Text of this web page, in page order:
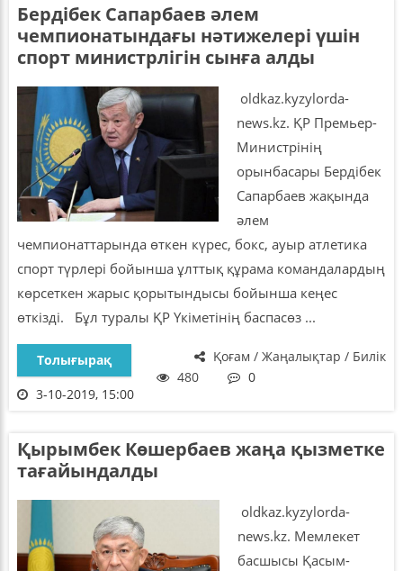
Бердібек Сапарбаев әлем
чемпионатындағы нәтижелері үшін
спорт министрлігін сынға алды
oldkaz.kyzylorda-
news.kz. ҚР Премьер-
Министрінің
орынбасары Бердібек
Сапарбаев жақында
әлем
чемпионаттарында өткен күрес, бокс, ауыр атлетика
спорт түрлері бойынша ұлттық құрама командалардың
көрсеткен жарыс қорытындысы бойынша кеңес
өткізді. Бұл туралы ҚР Үкіметінің баспасөз ...
Қоғам / Жаңалықтар / Билік
Толығырақ
480
0
3-10-2019, 15:00
Қырымбек Көшербаев жаңа қызметке
тағайындалды
oldkaz.kyzylorda-
news.kz. Мемлекет
басшысы Қасым-